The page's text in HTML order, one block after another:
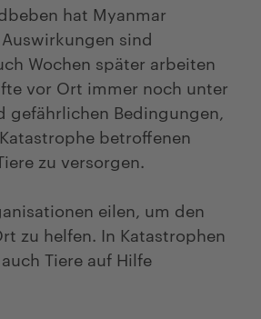
hat Myanmar
sind
Wochen später arbeiten
vor Ort immer noch unter
gefährlichen Bedingungen,
betroffenen
zu versorgen.
eilen, um den
zu helfen. In Katastrophen
Tiere auf Hilfe